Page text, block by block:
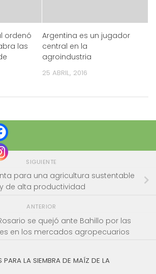
ordenó
las
Argentina es un jugador
central en la
agroindustria
25 ABRIL, 2016
SIGUIENTE
para una agricultura sustentable
y de alta productividad
ANTERIOR
se quejó ante Bahillo por las
en los mercados agropecuarios
PARA LA SIEMBRA DE MAÍZ DE LA